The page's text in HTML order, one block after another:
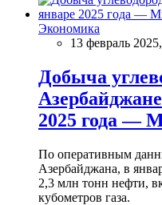
Экономика
13 февраль
Добыча
2025 года —
По оперативным
Азербайджана, в
2,3 млн тонн нефти,
кубометров газа.